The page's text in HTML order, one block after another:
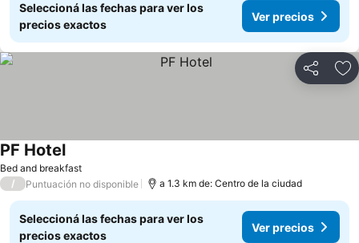
Seleccioná las fechas para ver los
precios exactos
Ver precios
Compartir
Bed and breakfast
PF Hotel
/ Puntuación no disponible a 1.3 km de: Centro de la ciudad
Seleccioná las fechas para ver los
precios exactos
Ver precios